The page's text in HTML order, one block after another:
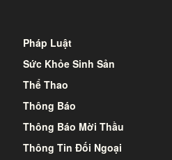
Pháp Luật
Sức Khỏe Sinh Sản
Thể Thao
Thông Báo
Thông Báo Mời Thầu
Thông Tin Đối Ngoại